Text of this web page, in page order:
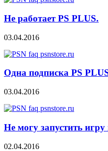
Не работает PS PLUS.
03.04.2016
Одна подписка PS
03.04.2016
Не могу запустить
02.04.2016